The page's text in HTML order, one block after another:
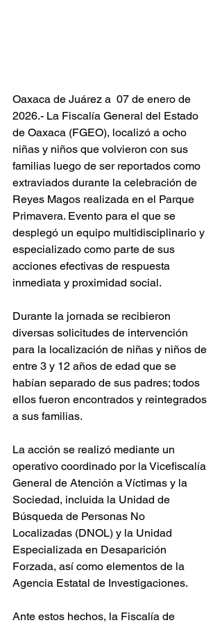
Oaxaca de Juárez a  07 de enero de
2026.- La Fiscalía General del Estado
de Oaxaca (FGEO), localizó a ocho
niñas y niños que volvieron con sus
familias luego de ser reportados como
extraviados durante la celebración de
Reyes Magos realizada en el Parque
Primavera. Evento para el que se
desplegó un equipo multidisciplinario y
especializado como parte de sus
acciones efectivas de respuesta
inmediata y proximidad social.
Durante la jornada se recibieron
diversas solicitudes de intervención
para la localización de niñas y niños de
entre 3 y 12 años de edad que se
habían separado de sus padres; todos
ellos fueron encontrados y reintegrados
a sus familias.
La acción se realizó mediante un
operativo coordinado por la Vicefiscalía
General de Atención a Víctimas y la
Sociedad, incluida la Unidad de
Búsqueda de Personas No
Localizadas (DNOL) y la Unidad
Especializada en Desaparición
Forzada, así como elementos de la
Agencia Estatal de Investigaciones.
Ante estos hechos, la Fiscalía de